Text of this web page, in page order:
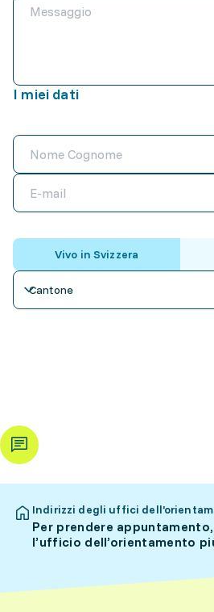
I miei dati
Vivo in Svizzera
Cantone
Indirizzi degli uffici
Per prendere
l’ufficio dell’orientamento